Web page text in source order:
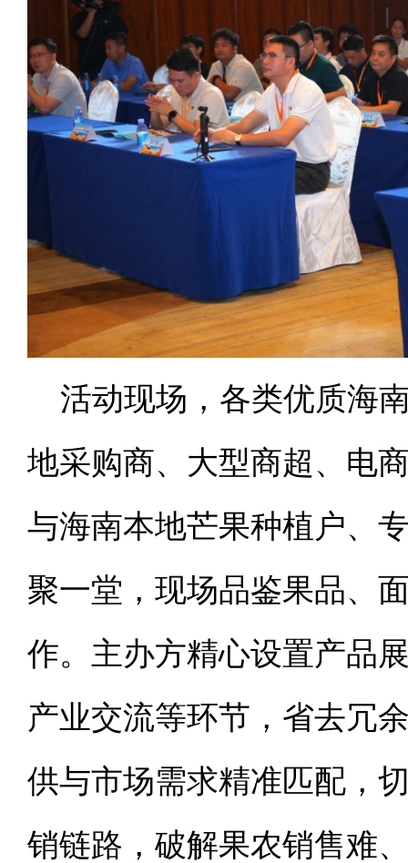
活动现场，各类优质海
地采购商、大型商超、电
与海南本地芒果种植户、
聚一堂，现场品鉴果品、
作。主办方精心设置产品
产业交流等环节，省去冗
供与市场需求精准匹配，
销链路，破解果农销售难